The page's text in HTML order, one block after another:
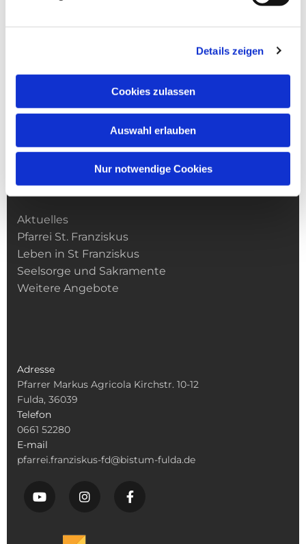
Details zeigen
Cookies zulassen
Auswahl erlauben
Nur notwendige Cookies
Kirchengemeinde­­ St. Franziskus
Aktuelles
Pfarrei St. Franziskus
Leben in St Franziskus
Seelsorge und Sakramente
Weitere Angebote
Adresse
Pfarrer Markus Agricola Kirchstr. 10-12
Fulda, 36039
Telefon
0661 52280
E-mail
pfarrei.franziskus-fd@bistum-fulda.de